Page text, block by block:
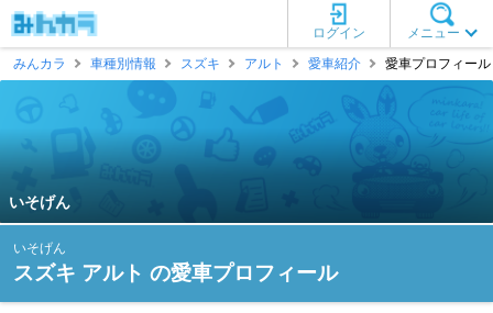
メニュー
ログイン
みんカラ
車種別情報 スズキ アルト 愛車紹介 愛車プロフィー
いそげん
いそげん
スズキ アルト の愛車プロフィール